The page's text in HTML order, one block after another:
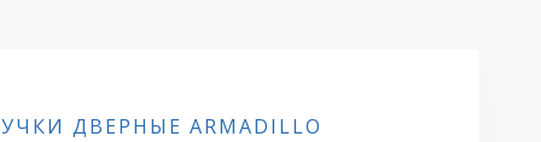
ДВЕРНЫЕ ARMADILLO